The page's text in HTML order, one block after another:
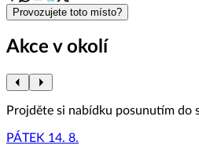
Provozujete toto místo?
Akce v okolí
Projděte si nabídku posunutím do
PÁTEK 14. 8.